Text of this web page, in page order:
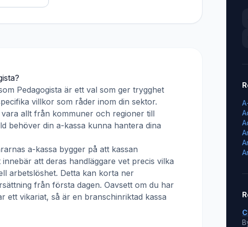
?
Pedagogista är ett val som ger trygghet
villkor som råder inom din sektor.
vara allt från kommuner och regioner till
behöver din a-kassa kunna hantera dina
a-kassa bygger på att kassan
att deras handläggare vet precis vilka
arbetslöshet. Detta kan korta ner
från första dagen. Oavsett om du har
ett vikariat, så är en branschinriktad kassa